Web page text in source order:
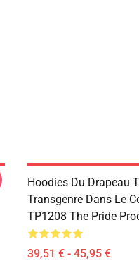
Hoodies Du Drapeau
Transgenre Dans Le
TP1208 The Pride
39,51 € - 45,95 €